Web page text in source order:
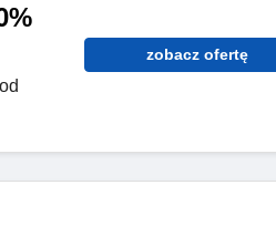
zobacz ofertę